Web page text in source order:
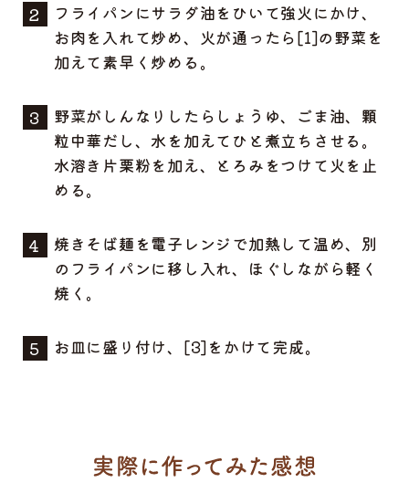
フライパンにサラダ油をひいて強火にかけ、
お肉を入れて炒め、火が通ったら[1]の野菜を
加えて素早く炒める。
野菜がしんなりしたらしょうゆ、ごま油、顆
粒中華だし、水を加えてひと煮立ちさせる。
水溶き片栗粉を加え、とろみをつけて火を止
める。
焼きそば麺を電子レンジで加熱して温め、別
のフライパンに移し入れ、ほぐしながら軽く
焼く。
お皿に盛り付け、[3]をかけて完成。